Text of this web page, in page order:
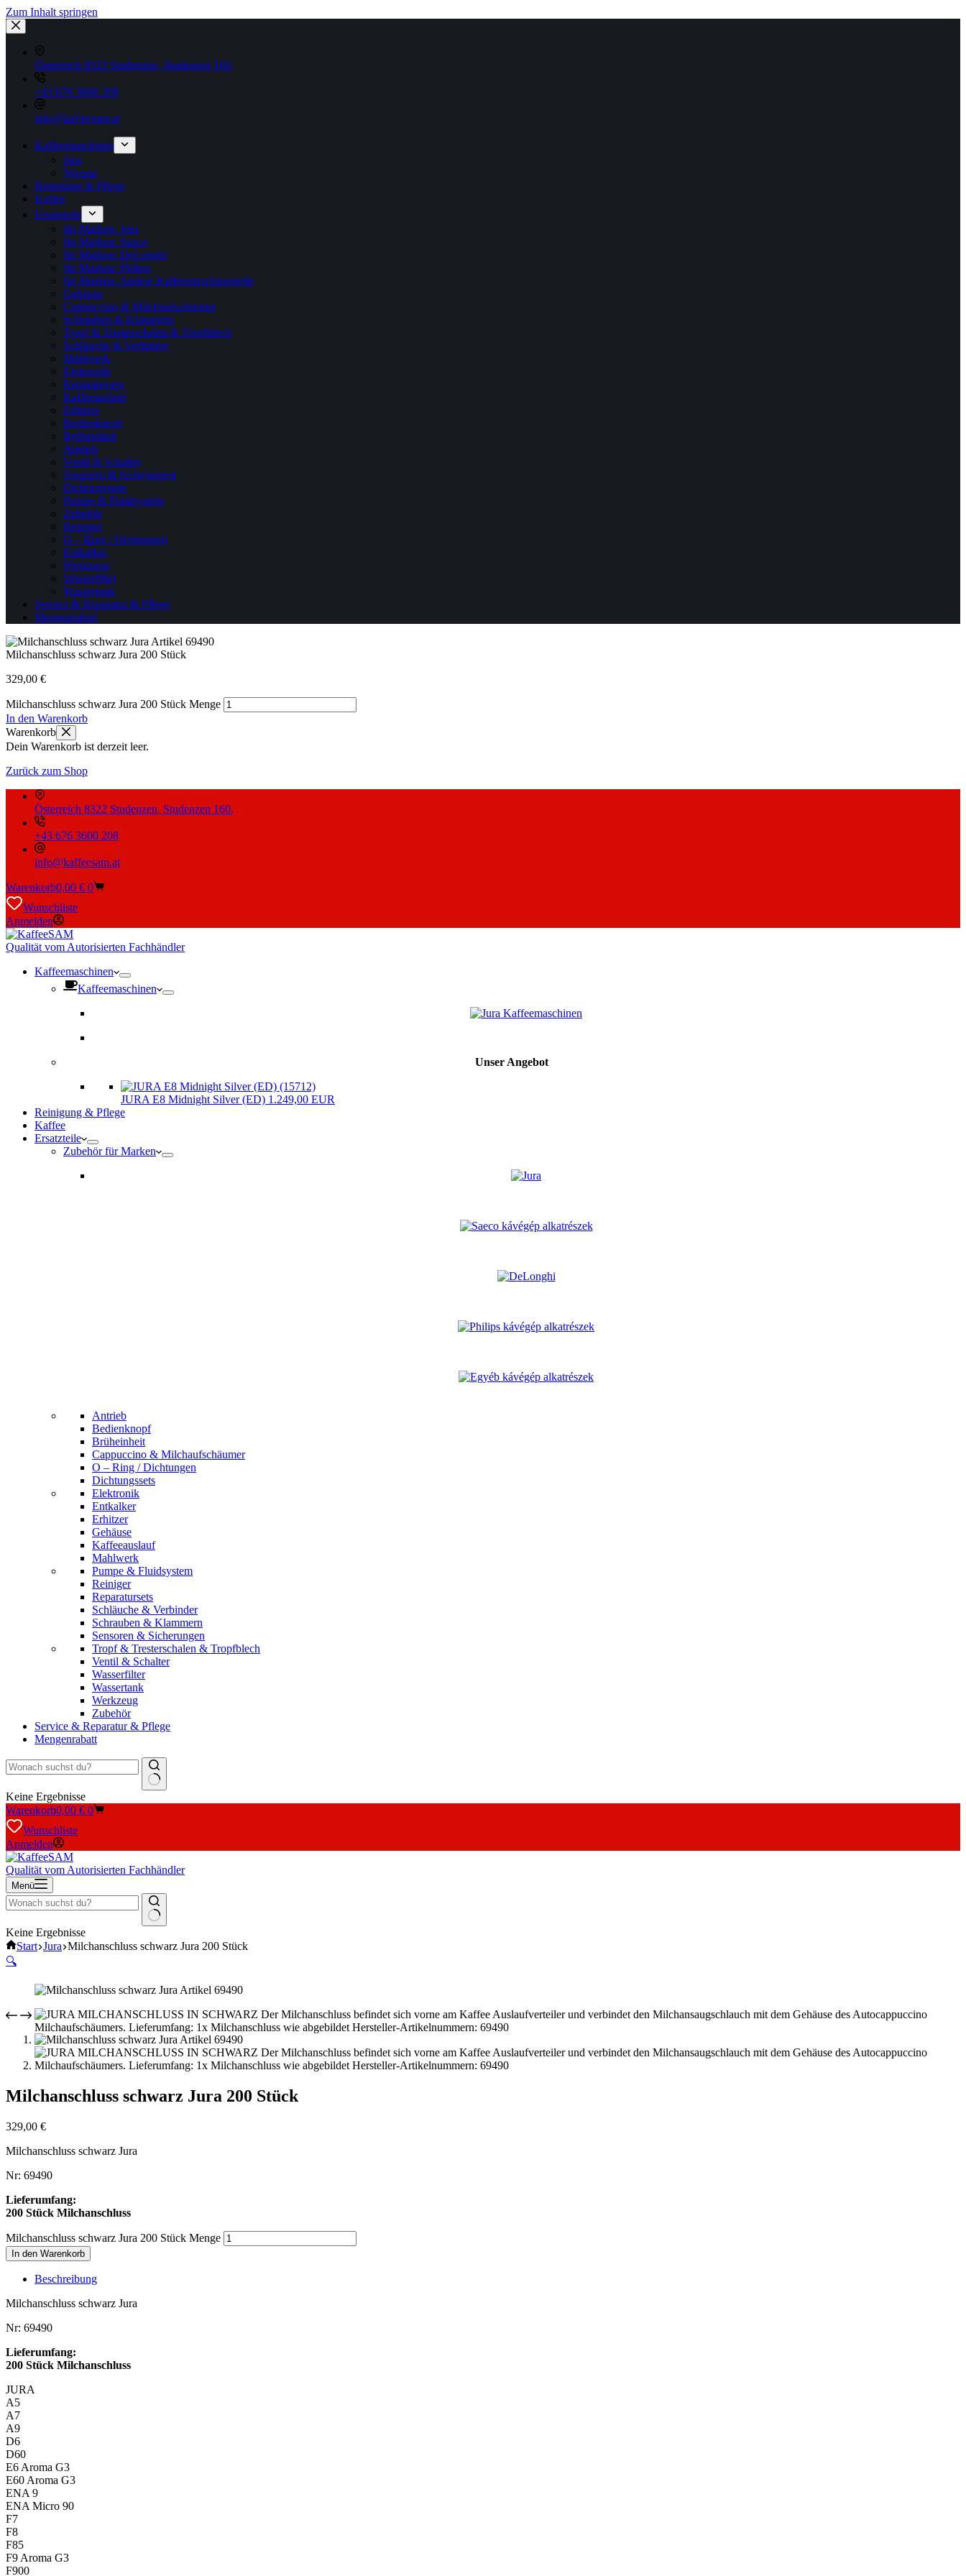
Zum Inhalt springen
Österreich 8322 Studenzen, Studenzen 160.
+43 676 3600 208
info@kaffeesam.at
Kaffeemaschinen
Jura
Nivona
Reinigung & Pflege
Kaffee
Ersatzteile
für Marken: Jura
für Marken: Saeco
für Marken: DeLonghi
für Marken: Philips
für Marken: Andere Kaffeemaschinenteile
Gehäuse
Cappuccino & Milchaufschäumer
Schrauben & Klammern
Tropf & Tresterschalen & Tropfblech
Schläuche & Verbinder
Mahlwerk
Elektronik
Reparatursets
Kaffeeauslauf
Erhitzer
Bedienknopf
Brüheinheit
Antrieb
Ventil & Schalter
Sensoren & Sicherungen
Dichtungssets
Pumpe & Fluidsystem
Zubehör
Reiniger
O – Ring / Dichtungen
Entkalker
Werkzeug
Wasserfilter
Wassertank
Service & Reparatur & Pflege
Mengenrabatt
Milchanschluss schwarz Jura 200 Stück
329,00 €
Milchanschluss schwarz Jura 200 Stück Menge
In den Warenkorb
Warenkorb
Dein Warenkorb ist derzeit leer.
Zurück zum Shop
Österreich 8322 Studenzen, Studenzen 160.
+43 676 3600 208
info@kaffeesam.at
Warenkorb0,00 € 0
Wunschliste
Anmelden
Qualität vom Autorisierten Fachhändler
Kaffeemaschinen
Kaffeemaschinen
Unser Angebot
JURA E8 Midnight Silver (ED) 1.249,00 EUR
Reinigung & Pflege
Kaffee
Ersatzteile
Zubehör für Marken
Antrieb
Bedienknopf
Brüheinheit
Cappuccino & Milchaufschäumer
O – Ring / Dichtungen
Dichtungssets
Elektronik
Entkalker
Erhitzer
Gehäuse
Kaffeeauslauf
Mahlwerk
Pumpe & Fluidsystem
Reiniger
Reparatursets
Schläuche & Verbinder
Schrauben & Klammern
Sensoren & Sicherungen
Tropf & Tresterschalen & Tropfblech
Ventil & Schalter
Wasserfilter
Wassertank
Werkzeug
Zubehör
Service & Reparatur & Pflege
Mengenrabatt
Keine Ergebnisse
Warenkorb0,00 € 0
Wunschliste
Anmelden
Qualität vom Autorisierten Fachhändler
Menü
Keine Ergebnisse
Start Jura Milchanschluss schwarz Jura 200 Stück
🔍
Milchanschluss schwarz Jura 200 Stück
329,00 €
Milchanschluss schwarz Jura
Nr: 69490
Lieferumfang:
200 Stück Milchanschluss
Milchanschluss schwarz Jura 200 Stück Menge
In den Warenkorb
Beschreibung
Milchanschluss schwarz Jura
Nr: 69490
Lieferumfang:
200 Stück Milchanschluss
JURA
A5
A7
A9
D6
D60
E6 Aroma G3
E60 Aroma G3
ENA 9
ENA Micro 90
F7
F8
F85
F9 Aroma G3
F900